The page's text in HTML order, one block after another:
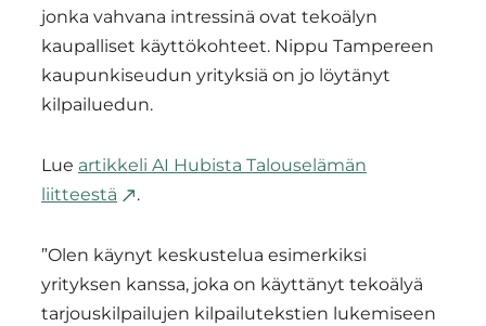
jonka vahvana intressinä ovat tekoälyn
kaupalliset käyttökohteet. Nippu Tampereen
kaupunkiseudun yrityksiä on jo löytänyt
kilpailuedun.
Lue artikkeli AI Hubista Talouselämän
liitteestä
.
”Olen käynyt keskustelua esimerkiksi
yrityksen kanssa, joka on käyttänyt tekoälyä
tarjouskilpailujen kilpailutekstien lukemiseen